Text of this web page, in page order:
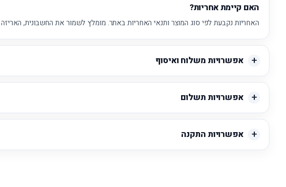
האם קיימת אחריות?
האחריות נקבעת לפי סוג המוצר ותנאי האחריות באתר. מומלץ לשמור את החשבונית,
אפשרויות משלוח ואיסוף
אפשרויות תשלום
אפשרויות התקנה